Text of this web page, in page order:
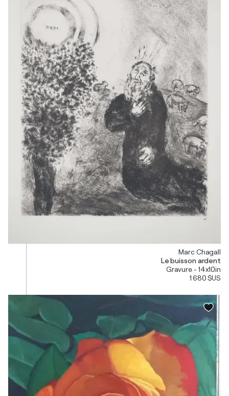
Marc Chagall
Le buisson ardent
Gravure - 14x10in
1 680 $US